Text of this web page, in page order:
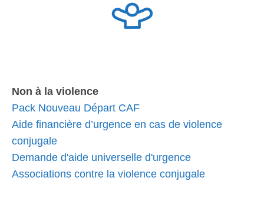
Non à la violence
Pack Nouveau Départ CAF
Aide financière d’urgence en cas de violence
conjugale
Demande d'aide universelle d'urgence
Associations contre la violence conjugale